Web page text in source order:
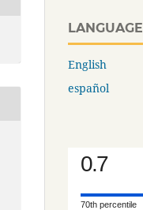
LANGUAGE
English
español
0.7
70th percentile